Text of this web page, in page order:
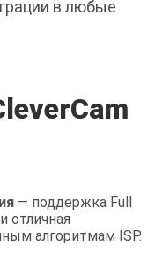
в любые
— поддержка Full
отличная
алгоритмам ISP.